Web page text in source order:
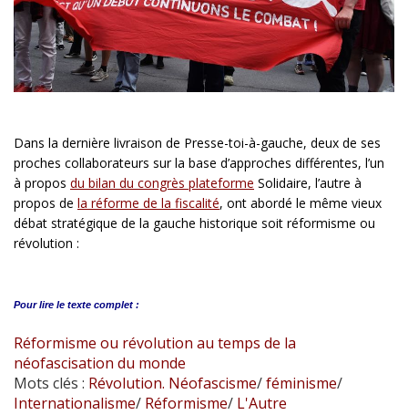
Dans la dernière livraison de Presse-toi-à-gauche, deux de ses
proches collaborateurs sur la base d’approches différentes, l’un
à propos du bilan du congrès plateforme Solidaire, l’autre à
propos de la réforme de la fiscalité, ont abordé le même vieux
débat stratégique de la gauche historique soit réformisme ou
révolution :
Pour lire le texte complet :
Réformisme ou révolution au temps de la
néofascisation du monde
Mots clés : Révolution. Néofascisme/féminisme/
Internationalisme/ Réformisme/ L'Autre